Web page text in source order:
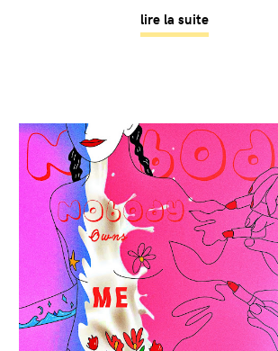
lire la suite